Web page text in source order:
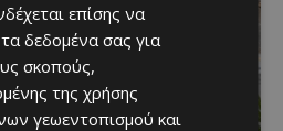
επίσης να
δεδομένα σας για
σκοπούς,
της χρήσης
γεωεντοπισμού και